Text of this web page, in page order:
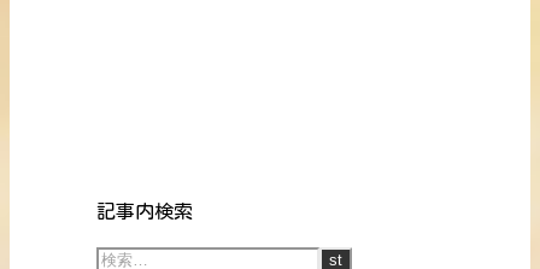
記事内検索